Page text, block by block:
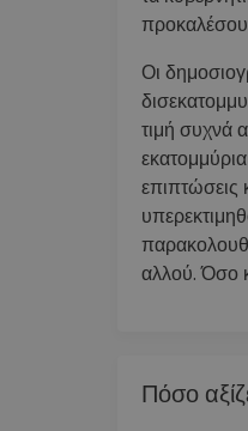
Οι
τιμή συχνά
επιπτώσεις
αλλού. Όσο
Πόσο